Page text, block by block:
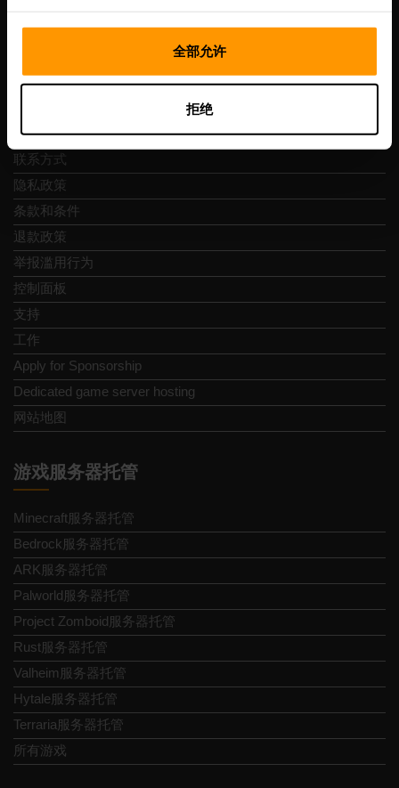
全部允许
拒绝
快速导航
评论
联系方式
隐私政策
条款和条件
退款政策
举报滥用行为
控制面板
支持
工作
Apply for Sponsorship
Dedicated game server hosting
网站地图
游戏服务器托管
Minecraft服务器托管
Bedrock服务器托管
ARK服务器托管
Palworld服务器托管
Project Zomboid服务器托管
Rust服务器托管
Valheim服务器托管
Hytale服务器托管
Terraria服务器托管
所有游戏